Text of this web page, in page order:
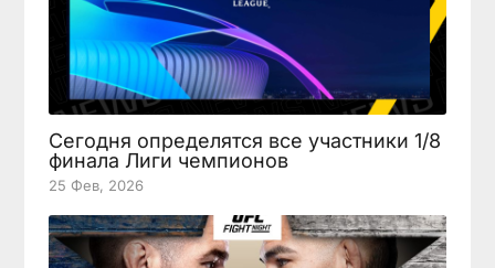
Сегодня определятся все участники 1/8
финала Лиги чемпионов
25 Фев, 2026